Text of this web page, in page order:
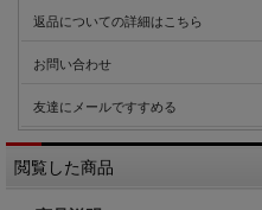
返品についての詳細はこちら
お問い合わせ
友達にメールですすめる
閲覧した商品